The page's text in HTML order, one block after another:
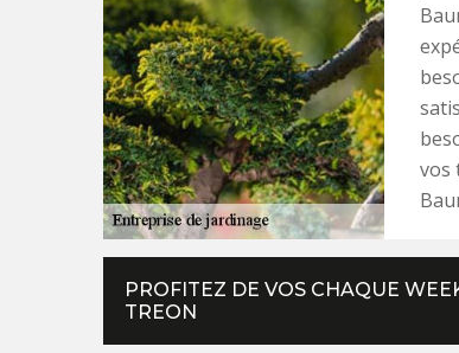
vos
PROFITEZ DE VOS CHAQUE
TREON